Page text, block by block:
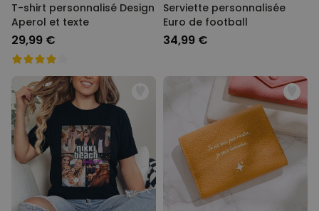
T-shirt personnalisé Design
Aperol et texte
29,99 €
Serviette personnalisée
Euro de football
34,99 €